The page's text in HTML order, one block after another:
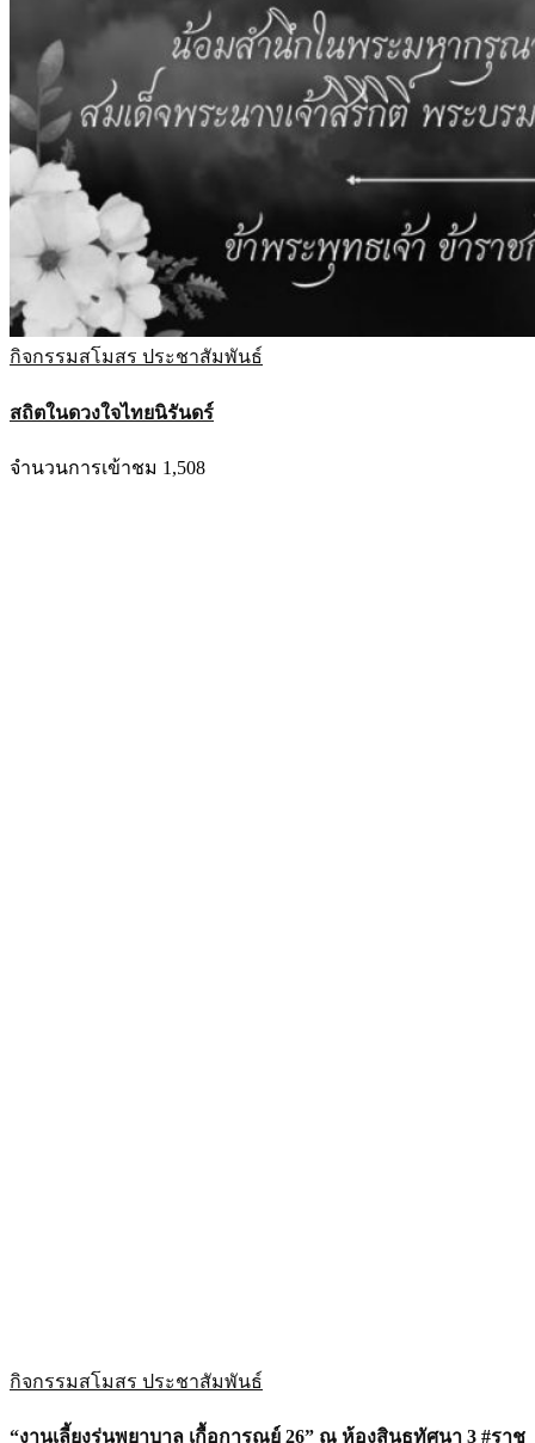
กิจกรรมสโมสร ประชาสัมพันธ์
สถิตในดวงใจไทยนิรันดร์
จำนวนการเข้าชม 1,508
กิจกรรมสโมสร ประชาสัมพันธ์
“งานเลี้ยงรุ่นพยาบาล เกื้อการุณย์ 26” ณ ห้องสินธูทัศนา 3 #ราช